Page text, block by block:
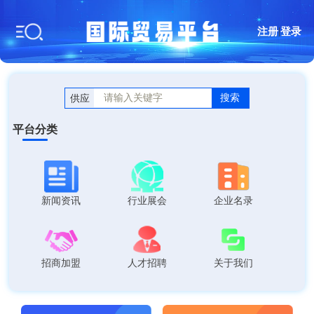
注册 |登录
供应 搜索
平台分类
新闻资讯 行业展会 企业名录
招商加盟 人才招聘 关于我们